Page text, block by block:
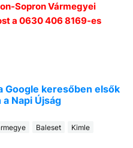
Sopron Vármegyei
a 0630 406 8169-es
Google keresőben elsők
Napi Újság
Baleset
Kimle